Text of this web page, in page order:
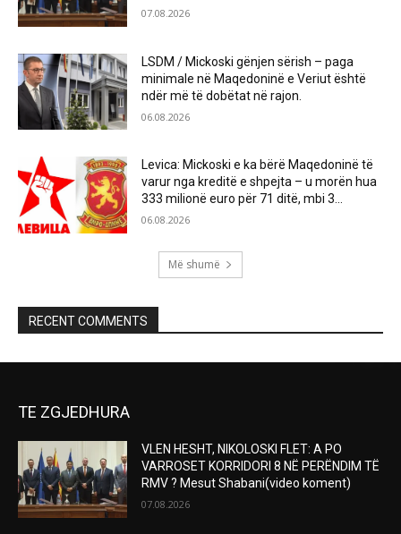
07.08.2026
LSDM / Mickoski gënjen sërish – paga
minimale në Maqedoninë e Veriut është
ndër më të dobëtat në rajon.
06.08.2026
Levica: Mickoski e ka bërë Maqedoninë të
varur nga kreditë e shpejta – u morën hua
333 milionë euro për 71 ditë, mbi 3...
06.08.2026
Më shumë
RECENT COMMENTS
TE ZGJEDHURA
VLEN HESHT, NIKOLOSKI FLET: A PO
VARROSET KORRIDORI 8 NË PERËNDIM TË
RMV ? Mesut Shabani(video koment)
07.08.2026